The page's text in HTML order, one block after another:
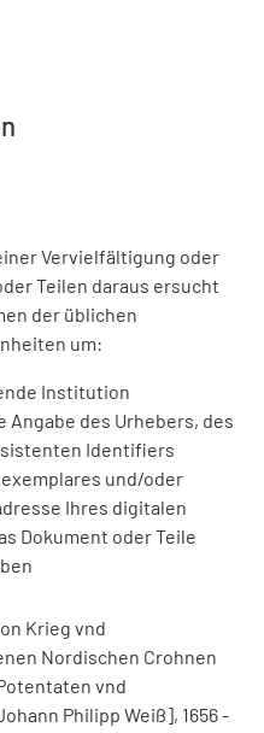
Vervielfältigung oder
Teilen daraus ersucht
der üblichen
um:
Institution
Angabe des Urhebers, des
Identifiers
und/oder
Ihres digitalen
Dokument oder Teile
Krieg vnd
Nordischen Crohnen
vnd
Philipp Weiß], 1656 -